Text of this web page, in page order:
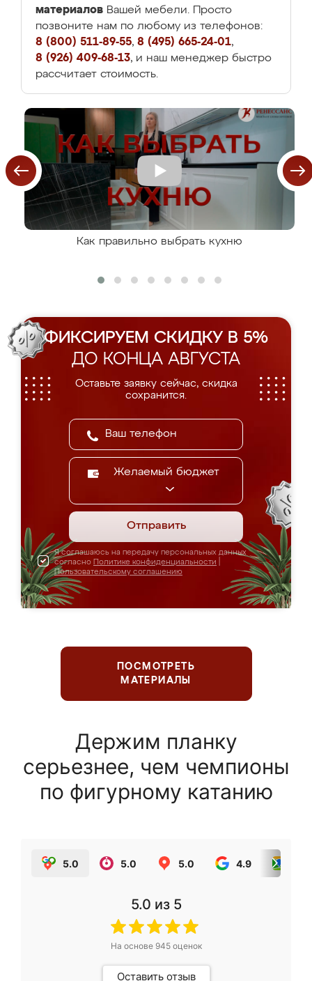
материалов Вашей мебели. Просто
позвоните нам по любому из телефонов:
8 (800) 511-89-55, 8 (495) 665-24-01,
8 (926) 409-68-13, и наш менеджер быстро
рассчитает стоимость.
Как правильно выбрать кухню
ФИКСИРУЕМ СКИДКУ В 5%
ДО КОНЦА АВГУСТА
Оставьте заявку сейчас, скидка
сохранится.
Желаемый бюджет
Отправить
Я соглашаюсь на передачу персональных данных
согласно Политике конфиденциальности
Пользовательскому соглашению
ПОСМОТРЕТЬ
МАТЕРИАЛЫ
Держим планку
серьезнее, чем чемпионы
по фигурному катанию
5.0 5.0 5.0 4.9
5.0 из 5
На основе 945оценок
Оставить отзыв